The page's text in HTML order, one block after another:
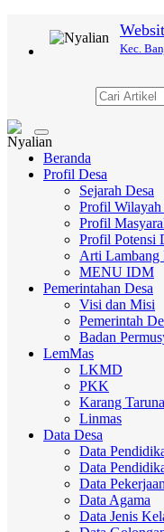
Kec.
Toggle
navigation
Beranda
Profil Desa
Sejarah Desa
Profil Wilayah
Profil
Profil Potensi
Arti Lambang
MENU IDM
Pemerintahan Desa
Visi dan Misi
Pemerintah
Badan
LemMas
LKMD
PKK
Karang Taruna
Linmas
Data Desa
Data
Data
Data Pekerjaan
Data Agama
Data Jenis